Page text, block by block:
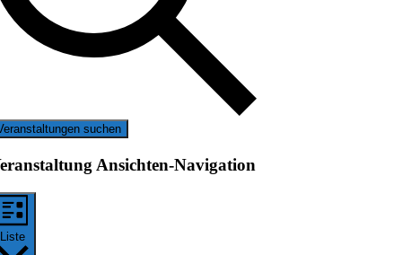
suchen
Ansichten-Navigation
Liste